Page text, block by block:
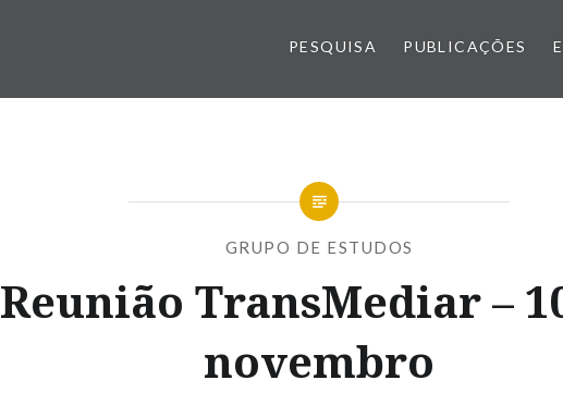
PESQUISA PUBLICAÇÕES
GRUPO DE ESTUDOS
Reunião TransMediar –
novembro